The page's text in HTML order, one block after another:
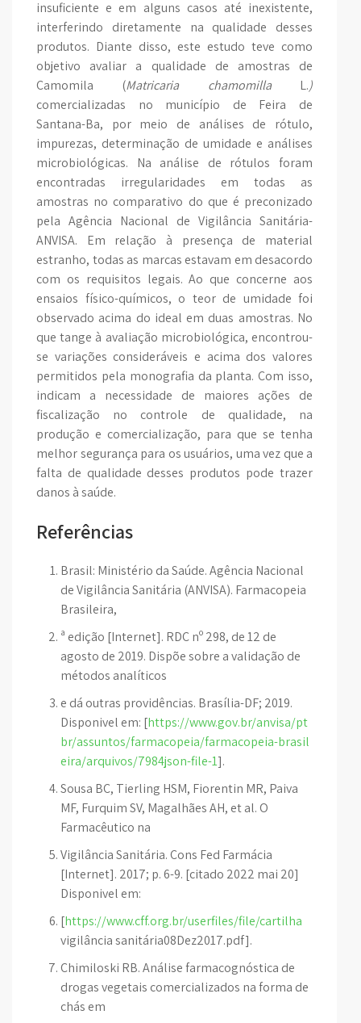
insuficiente e em alguns casos até inexistente,
interferindo diretamente na qualidade desses
produtos. Diante disso, este estudo teve como
objetivo avaliar a qualidade de amostras de
Camomila (Matricaria chamomilla L.)
comercializadas no município de Feira de
Santana-Ba, por meio de análises de rótulo,
impurezas, determinação de umidade e análises
microbiológicas. Na análise de rótulos foram
encontradas irregularidades em todas as
amostras no comparativo do que é preconizado
pela Agência Nacional de Vigilância Sanitária-
ANVISA. Em relação à presença de material
estranho, todas as marcas estavam em desacordo
com os requisitos legais. Ao que concerne aos
ensaios físico-químicos, o teor de umidade foi
observado acima do ideal em duas amostras. No
que tange à avaliação microbiológica, encontrou-
se variações consideráveis e acima dos valores
permitidos pela monografia da planta. Com isso,
indicam a necessidade de maiores ações de
fiscalização no controle de qualidade, na
produção e comercialização, para que se tenha
melhor segurança para os usuários, uma vez que a
falta de qualidade desses produtos pode trazer
danos à saúde.
Referências
Brasil: Ministério da Saúde. Agência Nacional
de Vigilância Sanitária (ANVISA). Farmacopeia
Brasileira,
ª edição [Internet]. RDC nº 298, de 12 de
agosto de 2019. Dispõe sobre a validação de
métodos analíticos
e dá outras providências. Brasília-DF; 2019.
Disponivel em: [https://www.gov.br/anvisa/pt
br/assuntos/farmacopeia/farmacopeia-brasil
eira/arquivos/7984json-file-1].
Sousa BC, Tierling HSM, Fiorentin MR, Paiva
MF, Furquim SV, Magalhães AH, et al. O
Farmacêutico na
Vigilância Sanitária. Cons Fed Farmácia
[Internet]. 2017; p. 6-9. [citado 2022 mai 20]
Disponivel em:
[https://www.cff.org.br/userfiles/file/cartilha
vigilância sanitária08Dez2017.pdf].
Chimiloski RB. Análise farmacognóstica de
drogas vegetais comercializados na forma de
chás em